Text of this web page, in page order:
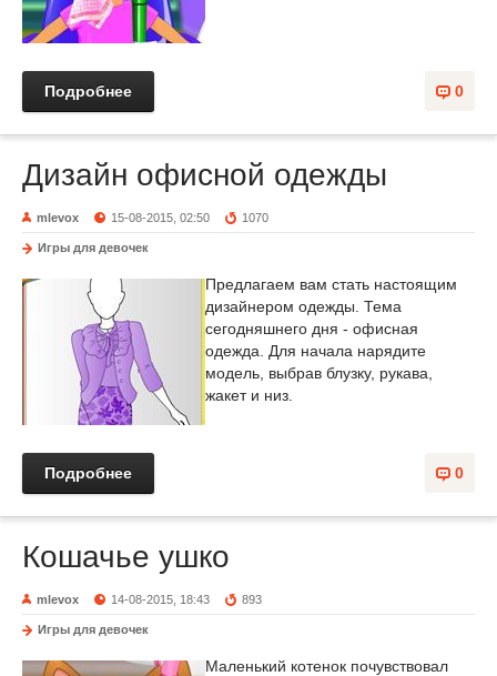
0
Подробнее
Дизайн офисной одежды
mlevox 15-08-2015, 02:50 1070
Игры для девочек
Предлагаем вам стать настоящим
дизайнером одежды. Тема
сегодняшнего дня - офисная
одежда. Для начала нарядите
модель, выбрав блузку, рукава,
жакет и низ.
0
Подробнее
Кошачье ушко
mlevox 14-08-2015, 18:43 893
Игры для девочек
Маленький котенок почувствовал